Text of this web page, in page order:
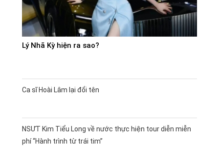
Lý Nhã Kỳ hiện ra sao?
Ca sĩ Hoài Lâm lại đổi tên
NSƯT Kim Tiểu Long về nước thực hiện tour diễn miễn
phí “Hành trình từ trái tim”